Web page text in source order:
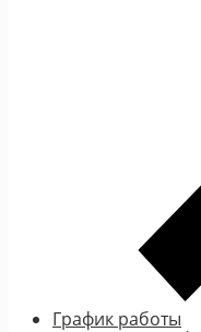
График работы